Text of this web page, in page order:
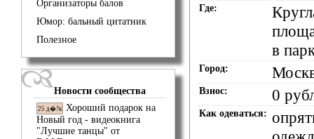
Организаторы балов
Юмор: бальный цитатник
Полезное
Новости сообщества
25 д�?к Хороший подарок на
Новый год - видеокнига
"Лучшие танцы" от
Где:
в
Город:
Взнос: 0
Как одеваться: